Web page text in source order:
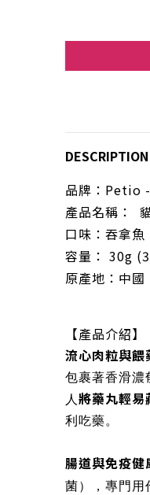
DESCRIPTION
品牌： Petio -
產品名稱：
口味：吞拿魚
容量： 30g
原產地：中國
【產品介紹】
流心肉粒與餵
包裹著香滑濃
人 將藥丸輕易
利吃藥。
腸道與免疫健
菌），專門用